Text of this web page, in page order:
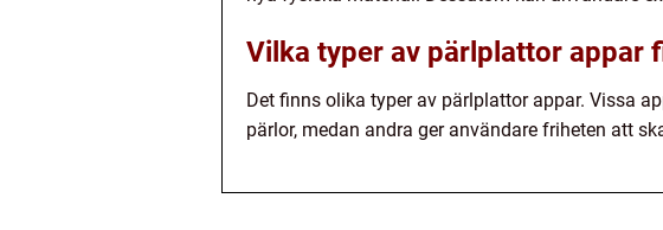
Vilka typer av pärlplattor appar
Det finns olika typer av pärlplattor appar. Vissa
pärlor, medan andra ger användare friheten att